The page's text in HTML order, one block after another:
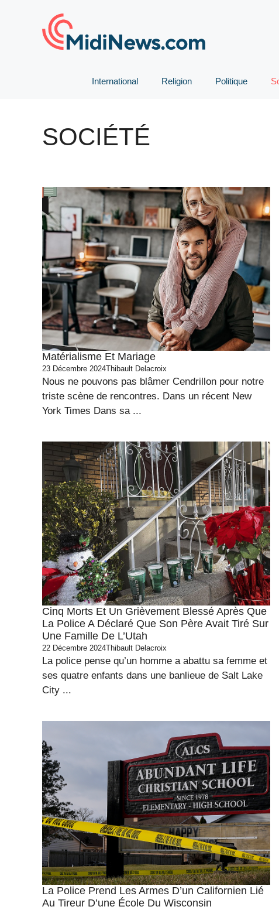
International Religion Politique
SOCIÉTÉ
Matérialisme Et Mariage
23 Décembre 2024Thibault Delacroix
Nous ne pouvons pas blâmer Cendrillon pour notre
triste scène de rencontres. Dans un récent New
York Times Dans sa ...
Cinq Morts Et Un Grièvement Blessé Après Que
La Police A Déclaré Que Son Père Avait Tiré Sur
Une Famille De L’Utah
22 Décembre 2024Thibault Delacroix
La police pense qu’un homme a abattu sa femme et
ses quatre enfants dans une banlieue de Salt Lake
City ...
La Police Prend Les Armes D’un Californien Lié
Au Tireur D’une École Du Wisconsin